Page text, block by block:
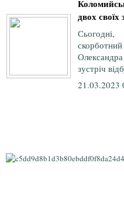
двох своїх
зустріч
21.03.2023